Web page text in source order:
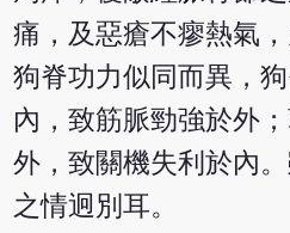
痛，及惡瘡不瘳熱氣
狗脊功力似同而異，
內，致筋脈勁強於外
外，致關機失利於內
之情迥別耳。